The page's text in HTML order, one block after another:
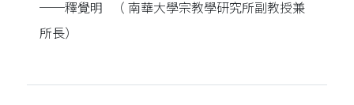
──釋覺明 （ 南華大學宗教學研究所副教授兼
所長）